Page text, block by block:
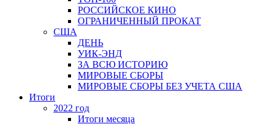
РОССИЙСКОЕ КИНО
ОГРАНИЧЕННЫЙ ПРОКАТ
США
ДЕНЬ
УИК-ЭНД
ЗА ВСЮ ИСТОРИЮ
МИРОВЫЕ СБОРЫ
МИРОВЫЕ СБОРЫ БЕЗ УЧЕТА США
Итоги
2022 год
Итоги месяца